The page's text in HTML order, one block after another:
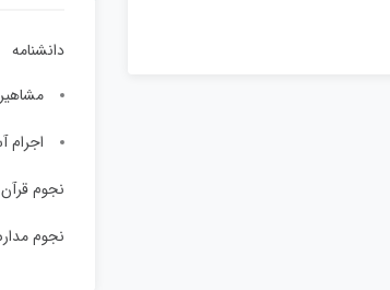
دانشنامه
مشاهیر
اجرام
نجوم قرآن
نجوم